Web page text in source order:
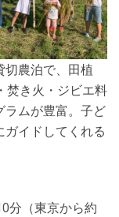
切農泊で、田植
焚き火・ジビエ料
ラムが豊富。子ど
イドしてくれる
分（東京から約